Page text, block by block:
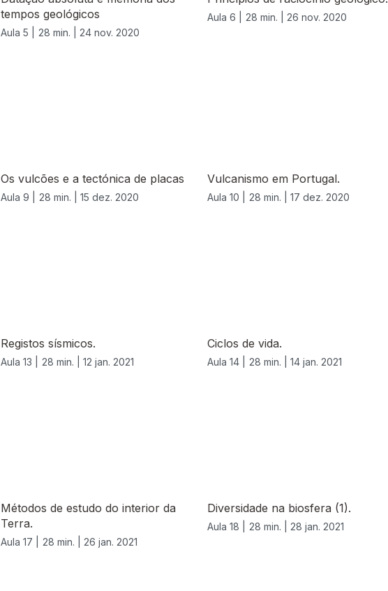
tempos geológicos
Aula 5 | 28 min. | 24 nov. 2020
Aula 6 | 28 min. | 26 nov. 2020
Os vulcões e a tectónica de placas
Aula 9 | 28 min. | 15 dez. 2020
Vulcanismo em Portugal.
Aula 10 | 28 min. | 17 dez. 2020
Registos sísmicos.
Aula 13 | 28 min. | 12 jan. 2021
Ciclos de vida.
Aula 14 | 28 min. | 14 jan. 2021
Métodos de estudo do interior da
Terra.
Aula 17 | 28 min. | 26 jan. 2021
Diversidade na biosfera (1).
Aula 18 | 28 min. | 28 jan. 2021